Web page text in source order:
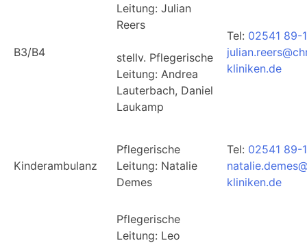
B3/B4
Leitung: Julian
Reers
stellv. Pflegerische
Leitung: Andrea
Lauterbach, Daniel
Laukamp
Tel: 02541 89-
kliniken.de
Kinderambulanz
Pflegerische
Leitung: Natalie
Demes
Tel: 02541 89-
kliniken.de
Pflegerische
Leitung: Leo